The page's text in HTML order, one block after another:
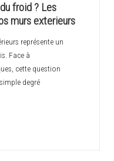
froid ? Les
murs exterieurs
représente un
Face à
cette question
degré